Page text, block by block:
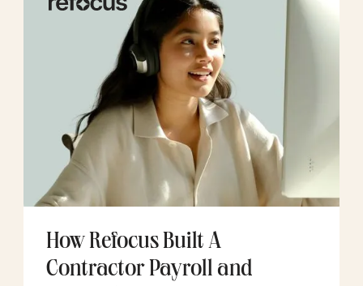
How Refocus Built A
Contractor Payroll and